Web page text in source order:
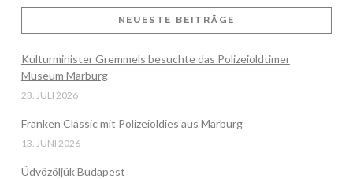
VIEW POST
NEUESTE BEITRÄGE
Kulturminister Gremmels besuchte das Polizeioldtimer
Museum Marburg
23. JULI 2026
Franken Classic mit Polizeioldies aus Marburg
13. JUNI 2026
Üdvözöljük Budapest